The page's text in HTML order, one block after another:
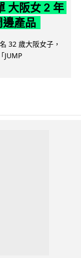
大阪女 2 年
邊產品
32 歲大阪女子，
JUMP